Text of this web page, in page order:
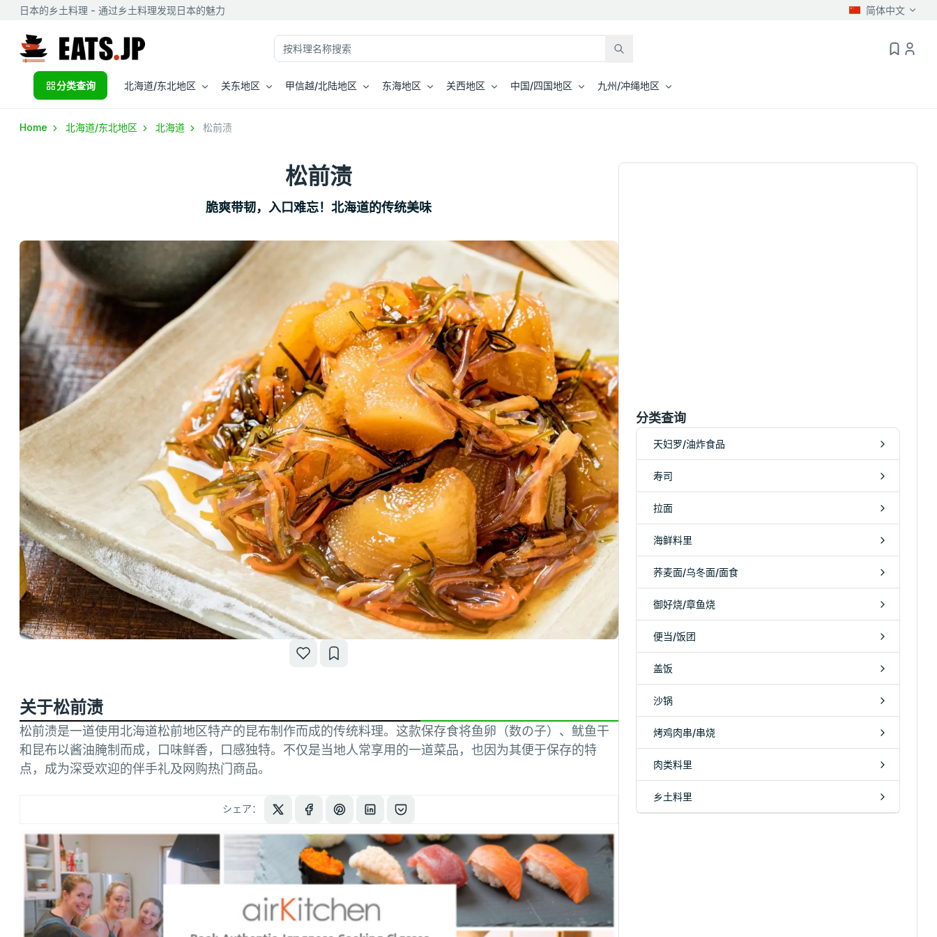
日本的乡土料理 - 通过乡土料理发现日本的魅力 简体中文
分类查询 北海道/东北地区 关东地区 甲信越/北陆地区 东海地区 关西地区 中国/四国地区 九州/冲绳地区
Home 北海道/东北地区 北海道 松前渍
松前渍
脆爽带韧，入口难忘！北海道的传统美味
关于松前渍
松前渍是一道使用北海道松前地区特产的昆布制作而成的传统料理。这款保存食将鱼卵（数の子）、鱿鱼干
和昆布以酱油腌制而成，口味鲜香，口感独特。不仅是当地人常享用的一道菜品，也因为其便于保存的特
点，成为深受欢迎的伴手礼及网购热门商品。
シェア：
分类查询
天妇罗/油炸食品
寿司
拉面
海鲜料里
荞麦面/乌冬面/面食
御好烧/章鱼烧
便当/饭团
盖饭
沙锅
烤鸡肉串/串烧
肉类料里
乡土料里